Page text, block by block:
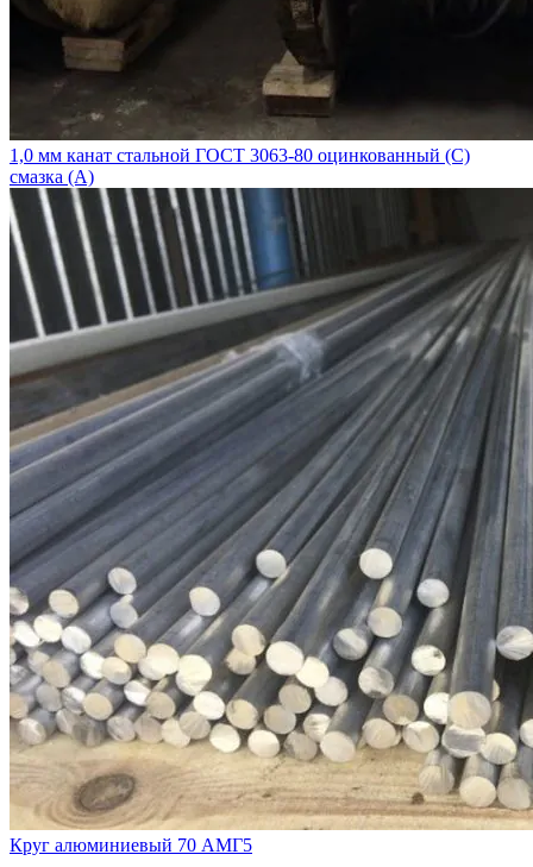
1,0 мм канат стальной ГОСТ 3063-80 оцинкованный (С)
смазка (А)
Круг алюминиевый 70 АМГ5